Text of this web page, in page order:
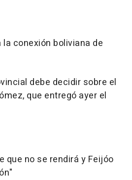
la conexión boliviana de
debe decidir sobre el
que entregó ayer el
que no se rendirá y Feijóo